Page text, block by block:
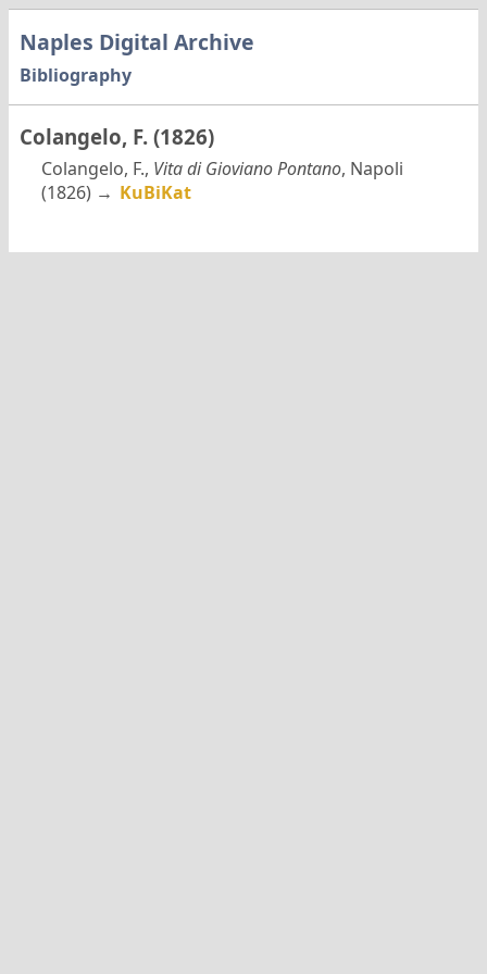
Naples Digital Archive
Bibliography
Colangelo, F. (1826)
Colangelo, F., Vita di Gioviano Pontano, Napoli
(1826) → KuBiKat